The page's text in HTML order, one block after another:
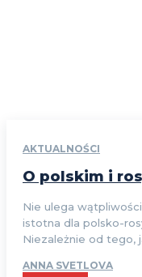
AKTUALNOŚCI
O polskim i
Nie ulega
istotna dla polsko-
Niezależnie od tego,
ANNA SVETLOVA